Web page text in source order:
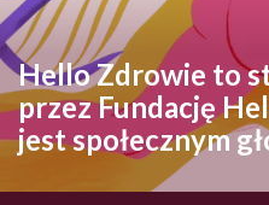
Hello Zdrowie to
przez Fundację
jest społecznym